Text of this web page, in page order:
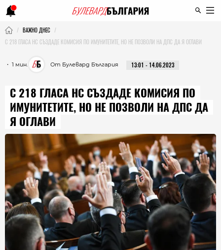
ВАЖНО ДНЕС
С 218 ГЛАСА НС СЪЗДАДЕ КОМИСИЯ ПО ИМУНИТЕТИТЕ, НО НЕ ПОЗВОЛИ НА ДПС ДА Я ОГЛАВИ
・ 1 мин. От Булевард България 13:01 - 14.06.2023
С 218 ГЛАСА НС СЪЗДАДЕ КОМИСИЯ ПО
ИМУНИТЕТИТЕ, НО НЕ ПОЗВОЛИ НА ДПС ДА
Я ОГЛАВИ